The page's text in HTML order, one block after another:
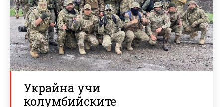
Украйна учи
колумбийските